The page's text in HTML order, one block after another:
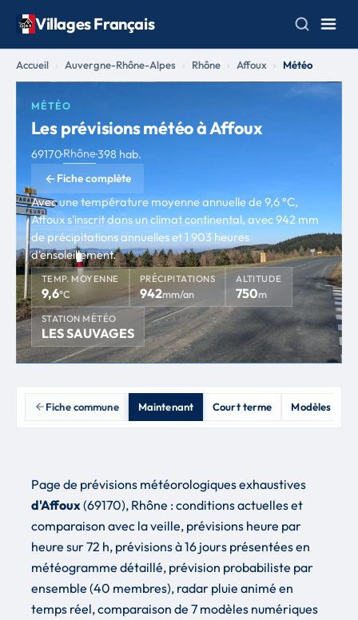
Villages Français
Accueil Auvergne-Rhône-Alpes Rhône Affoux Météo
MÉTÉO
Les prévisions météo à Affoux
69170·Rhône·398 hab.
Fiche complète
Avec une température moyenne annuelle de 9,6 °C,
Affoux s'inscrit dans un climat continental, avec 942 mm
de précipitations annuelles et 1 903 heures
d'ensoleillement.
TEMP. MOYENNE
9,6°C
PRÉCIPITATIONS
942mm/an
ALTITUDE
750m
STATION MÉTÉO
LES SAUVAGES
Fiche commune Maintenant Court terme Modèles &
Page de prévisions météorologiques exhaustives
d'Affoux(69170), Rhône : conditions actuelles et
comparaison avec la veille, prévisions heure par
heure sur 72 h, prévisions à 16 jours présentées en
météogramme détaillé, prévision probabiliste par
ensemble (40 membres), radar pluie animé en
temps réel, comparaison de 7 modèles numériques